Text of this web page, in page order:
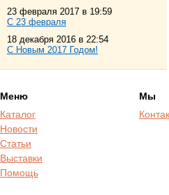
23 февраля 2017 в 19:59
С 23 февраля
18 декабря 2016 в 22:54
С Новым 2017 Годом!
Меню
Каталог
Новости
Статьи
Выставки
Помощь
Мы